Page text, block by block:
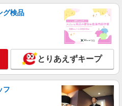
接客販売サポート（生活家電）
円〜時給1,125円 （勤務曜日・時間
制度：平日・土曜の17時以降、また
の終日は勤務1時間につき50円加給）
学生スタッフ対象外です
詳細を見る
グ検品
とりあえずキープ
フ